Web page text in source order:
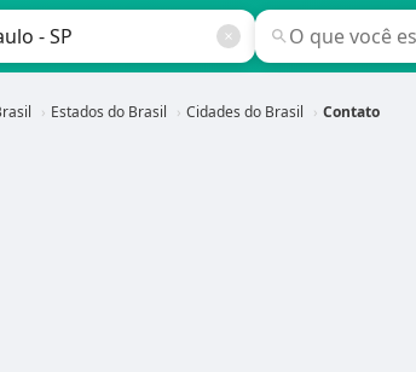
Estados do Brasil Cidades do Brasil Contato